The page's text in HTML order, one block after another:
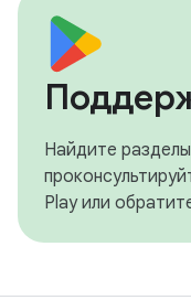
Найдите
Play или